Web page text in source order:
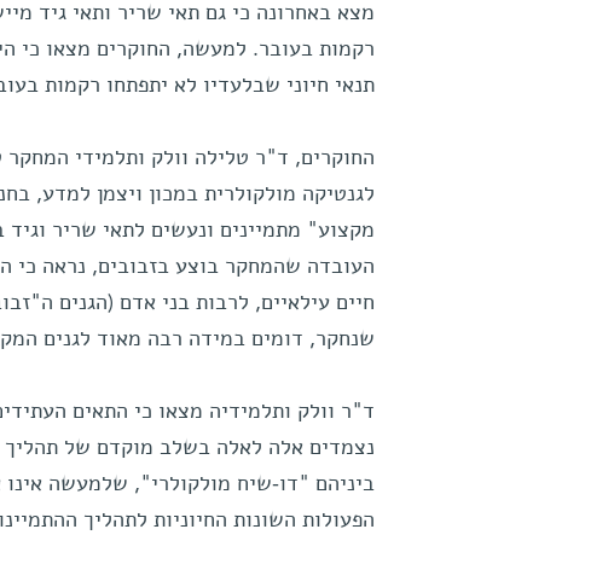
מצא באחרונה כי גם תאי שריר ותאי גיד
רקמות בעובר. למעשה, החוקרים מצאו כי
תנאי חיוני שבלעדיו לא יתפתחו רקמות
החוקרים, ד"ר טלילה וולק ותלמידי
לגנטיקה מולקולרית במכון ויצמן למדע,
מקצוע" מתמיינים ונעשים לתאי שריר
העובדה שהמחקר בוצע בזבובים, נראה כי
חיים עילאיים, לרבות בני אדם (הגנים
שנחקר, דומים במידה רבה מאוד לגנים
ד"ר וולק ותלמידיה מצאו כי התאים
נצמדים אלה לאלה בשלב מוקדם של תהליך
ביניהם "דו-שיח מולקולרי", שלמעשה
הפעולות השונות החיוניות לתהליך